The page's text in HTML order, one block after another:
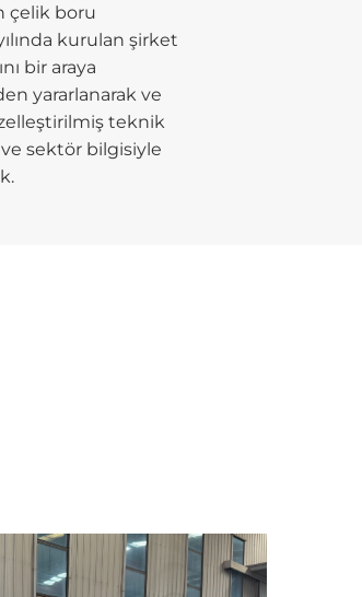
çelik boru
kurulan şirket
bir araya
yararlanarak ve
teknik
sektör bilgisiyle